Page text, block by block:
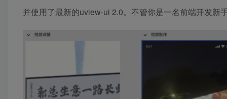
并使用了最新的uview-ui 2.0。不管你是一名前端开发新